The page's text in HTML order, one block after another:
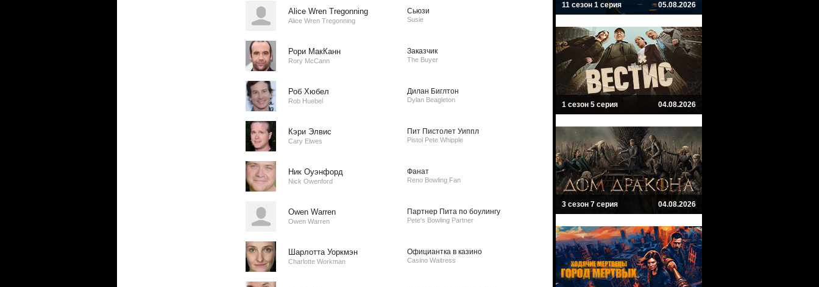
Alice Wren Tregonning
Alice Wren Tregonning
Сьюзи
Susie
Рори МакКанн
Rory McCann
Заказчик
The Buyer
Роб Хюбел
Rob Huebel
Дилан Биглтон
Dylan Beagleton
Кэри Элвис
Cary Elwes
Пит Пистолет Уиппл
Pistol Pete Whipple
Ник Оуэнфорд
Nick Owenford
Фанат
Reno Bowling Fan
Owen Warren
Owen Warren
Партнер Пита по боулингу
Pete's Bowling Partner
Шарлотта Уоркмэн
Charlotte Workman
Официантка в казино
Casino Waitress
11 сезон 1 серия 05.08.2026
1 сезон 5 серия 04.08.2026
3 сезон 7 серия 04.08.2026